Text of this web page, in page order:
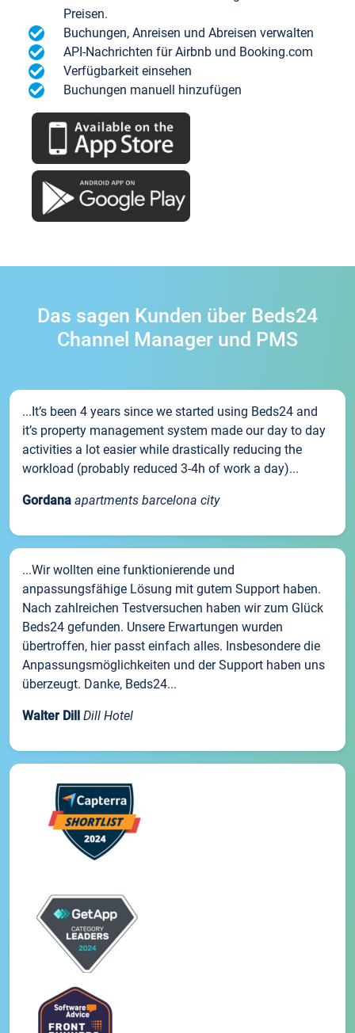
Preisen.
Buchungen, Anreisen und Abreisen verwalten
API-Nachrichten für Airbnb und Booking.com
Verfügbarkeit einsehen
Buchungen manuell hinzufügen
Das sagen Kunden über Beds24
Channel Manager und PMS
...It’s been 4 years since we started using Beds24 and
it’s property management system made our day to day
activities a lot easier while drastically reducing the
workload (probably reduced 3-4h of work a day)...
Gordana apartments barcelona city
...Wir wollten eine funktionierende und
anpassungsfähige Lösung mit gutem Support haben.
Nach zahlreichen Testversuchen haben wir zum Glück
Beds24 gefunden. Unsere Erwartungen wurden
übertroffen, hier passt einfach alles. Insbesondere die
Anpassungsmöglichkeiten und der Support haben uns
überzeugt. Danke, Beds24...
Walter Dill Dill Hotel